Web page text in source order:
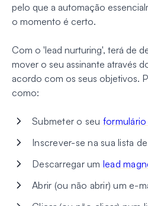
pelo que a automação
o momento é certo.
Com o 'lead nurturing', terá de
mover o seu assinante através
acordo com os seus objetivos.
como:
Submeter o seu
Inscrever-se na sua lista
Descarregar um lead
Abrir (ou não abrir) um e-